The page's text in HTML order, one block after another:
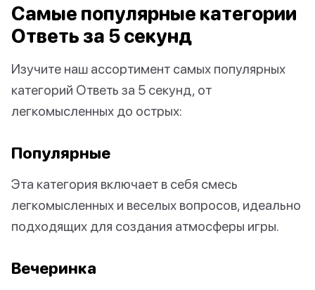
Самые популярные категории
Ответь за 5 секунд
Изучите наш ассортимент самых популярных
категорий Ответь за 5 секунд, от
легкомысленных до острых:
Популярные
Эта категория включает в себя смесь
легкомысленных и веселых вопросов, идеально
подходящих для создания атмосферы игры.
Вечеринка